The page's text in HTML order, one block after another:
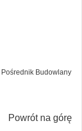
Pośrednik Budowlany
Powrót na górę